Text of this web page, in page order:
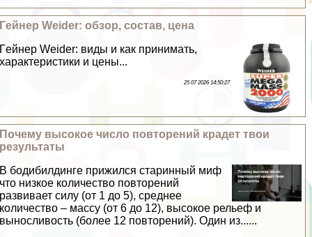
Гeйнер Weider: обзор, состав, цена
Гeйнер Weider: виды и как принимать,
хаpaктеристики и цены...
25 07 2026 14:50:27
Почему высокое число повторений крадет твои
результаты
В бодибилдинге прижился старинный миф
что низкое количество повторений
развивает силу (от 1 до 5), среднее
количество – массу (от 6 до 12), высокое рельеф и
выносливость (более 12 повторений). Один из......